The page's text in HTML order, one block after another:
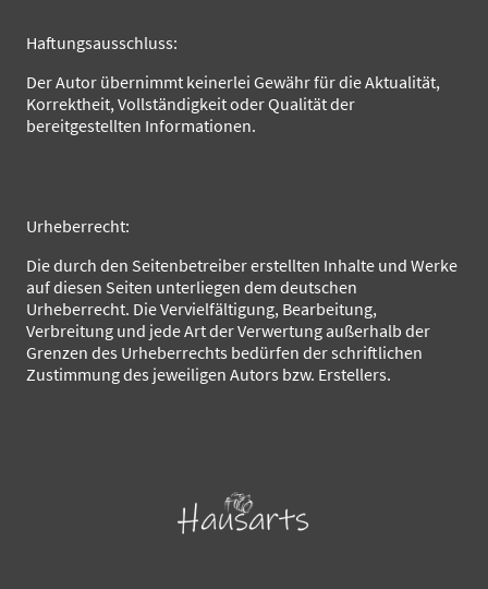
Haftungsausschluss:
Der Autor übernimmt keinerlei Gewähr für die Aktualität,
Korrektheit, Vollständigkeit oder Qualität der
bereitgestellten Informationen.
Urheberrecht:
Die durch den Seitenbetreiber erstellten Inhalte und Werke
auf diesen Seiten unterliegen dem deutschen
Urheberrecht. Die Vervielfältigung, Bearbeitung,
Verbreitung und jede Art der Verwertung außerhalb der
Grenzen des Urheberrechts bedürfen der schriftlichen
Zustimmung des jeweiligen Autors bzw. Erstellers.